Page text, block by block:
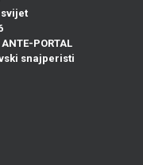
ANTE-PORTAL
snajperisti